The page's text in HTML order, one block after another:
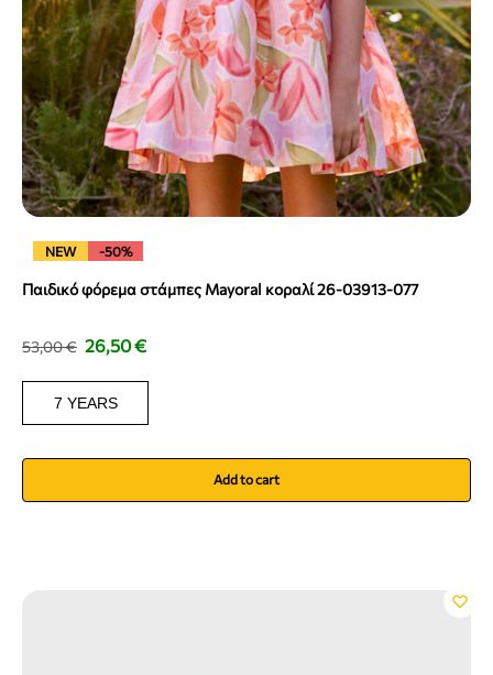
NEW -50%
Παιδικό φόρεμα στάμπες Mayoral κοραλί 26-03913-077
53,00€ 26,50€
7 YEARS
Add to cart